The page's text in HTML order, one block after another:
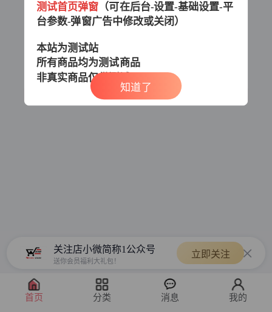
关注店小微简称1公众号
送你会员福利大礼包！
立即关注
测试首页弹窗 （可在后台-设置-基础设置-平
台参数-弹窗广告中修改或关闭）
本站为测试站
所有商品均为测试商品
非真实商品仅供测试
知道了
首页 分类 消息 我的